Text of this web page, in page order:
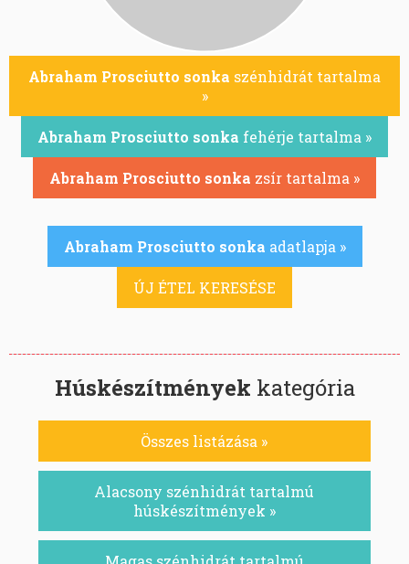
Abraham Prosciutto sonka szénhidrát tartalma
»
Abraham Prosciutto sonka fehérje tartalma »
Abraham Prosciutto sonka zsír tartalma »
Abraham Prosciutto sonka adatlapja »
ÚJ ÉTEL KERESÉSE
Húskészítmények kategória
Összes listázása »
Alacsony szénhidrát tartalmú
húskészítmények »